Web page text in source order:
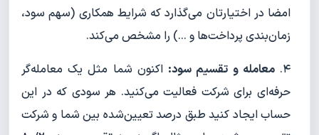
امضا در اختیارتان می‌گذارد که شرایط همکاری (سهم سود،
زمان‌بندی پرداخت‌ها و ...) را مشخص می‌کند.
۴. معامله و تقسیم سود: اکنون شما مثل یک معامله‌گر
حرفه‌ای برای شرکت فعالیت می‌کنید. هر سودی که در این
حساب ایجاد کنید طبق درصد تعیین‌شده بین شما و شرکت